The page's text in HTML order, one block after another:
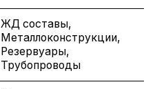
ЖД составы,
Металлоконструкции,
Резервуары,
Трубопроводы